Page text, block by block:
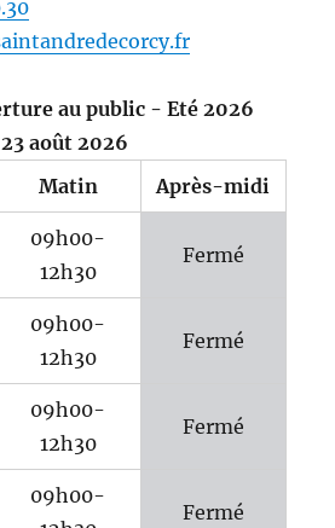
au public - Eté 2026
août 2026
Matin
Après-midi
09h00-
12h30
Fermé
09h00-
12h30
Fermé
09h00-
12h30
Fermé
09h00-
Fermé